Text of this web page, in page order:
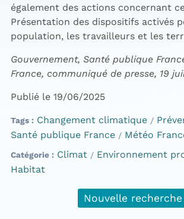
également des actions concernant
Présentation des dispositifs activés
population, les travailleurs et les
Gouvernement, Santé publique
France, communiqué de presse, 19
Publié le 19/06/2025
Tags Changement climatique
Santé publique France
Météo
Catégorie Climat
Environnement
Habitat
Nouvelle recherche